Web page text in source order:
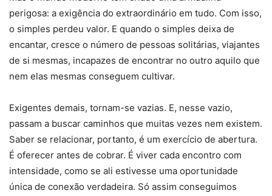
perigosa: a exigência do extraordinário em tudo. Com isso,
o simples perdeu valor. E quando o simples deixa de
encantar, cresce o número de pessoas solitárias, viajantes
de si mesmas, incapazes de encontrar no outro aquilo que
nem elas mesmas conseguem cultivar.
Exigentes demais, tornam-se vazias. E, nesse vazio,
passam a buscar caminhos que muitas vezes nem existem.
Saber se relacionar, portanto, é um exercício de abertura.
É oferecer antes de cobrar. É viver cada encontro com
intensidade, como se ali estivesse uma oportunidade
única de conexão verdadeira. Só assim conseguimos